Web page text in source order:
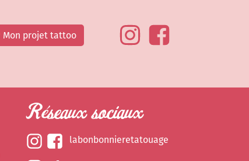
Mon projet tattoo
Réseaux sociaux
labonbonnieretatouage